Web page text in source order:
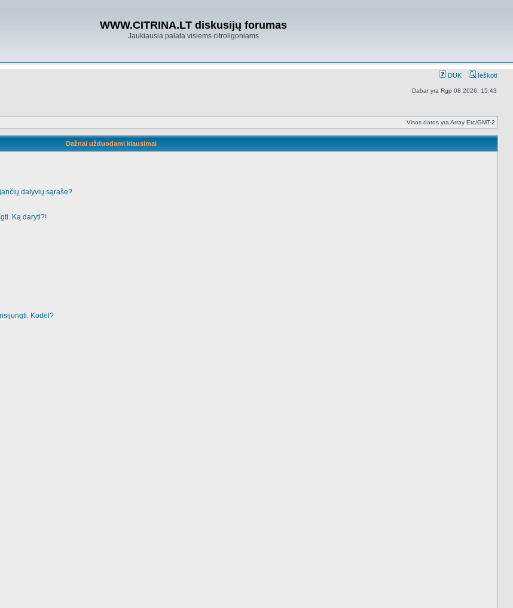
WWW.CITRINA.LT diskusijų forumas
Jaukiausia palata visiems citroligoniams
DUK Ieškoti
Dabar yra Rgp 08 2026, 15:43
Visos datos yra Array Etc/GMT-2
Dažnai užduodami klausimai
dalyvių sąraše?
Ką daryti?!
Kodėl?